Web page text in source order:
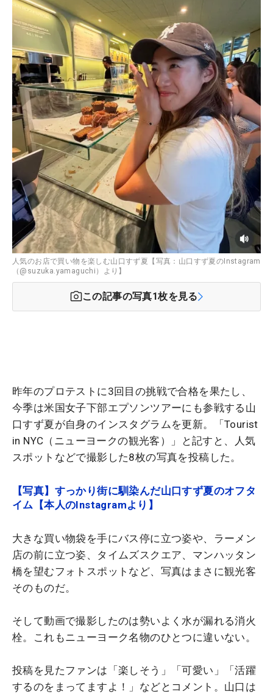
人気のお店で買い物を楽しむ山口すず夏【写真：山口すず夏のInstagram
（@suzuka.yamaguchi）より】
この記事の写真1枚を見る
昨年のプロテストに3回目の挑戦で合格を果たし、
今季は米国女子下部エプソンツアーにも参戦する山
口すず夏が自身のインスタグラムを更新。「Tourist
in NYC（ニューヨークの観光客）」と記すと、人気
スポットなどで撮影した8枚の写真を投稿した。
【写真】すっかり街に馴染んだ山口すず夏のオフタ
イム【本人のInstagramより】
大きな買い物袋を手にバス停に立つ姿や、ラーメン
店の前に立つ姿、タイムズスクエア、マンハッタン
橋を望むフォトスポットなど、写真はまさに観光客
そのものだ。
そして動画で撮影したのは勢いよく水が漏れる消火
栓。これもニューヨーク名物のひとつに違いない。
投稿を見たファンは「楽しそう」「可愛い」「活躍
するのをまってますよ！」などとコメント。山口は